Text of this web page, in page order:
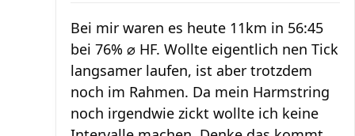
Bei mir waren es heute 11km in 56:45
bei 76% ⌀ HF. Wollte eigentlich nen Tick
langsamer laufen, ist aber trotzdem
noch im Rahmen. Da mein Harmstring
noch irgendwie zickt wollte ich keine